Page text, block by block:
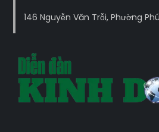
146 Nguyễn Văn Trỗi, Phường